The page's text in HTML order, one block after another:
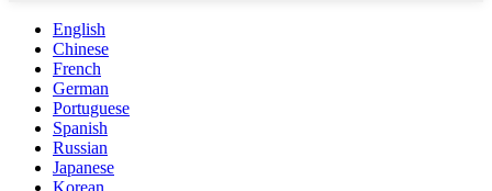
English
Chinese
French
German
Portuguese
Spanish
Russian
Japanese
Korean